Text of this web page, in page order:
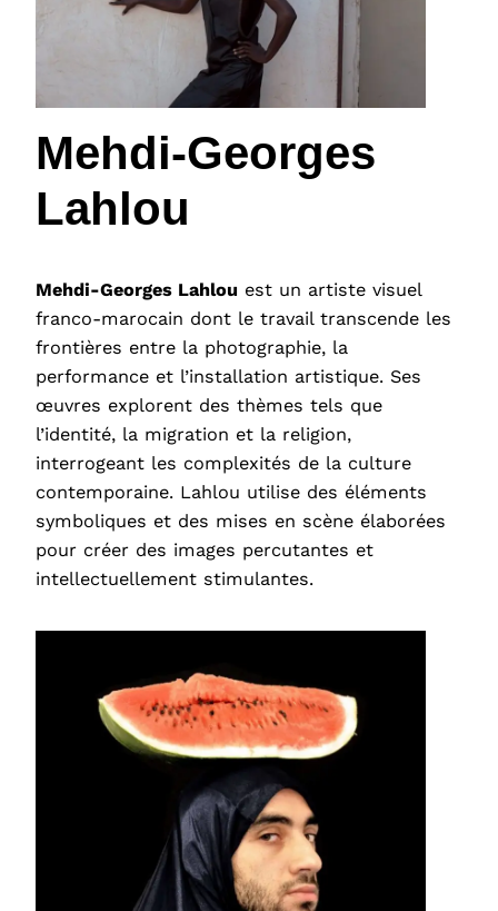
Mehdi-Georges
Lahlou
Mehdi-Georges Lahlou est un artiste visuel
franco-marocain dont le travail transcende les
frontières entre la photographie, la
performance et l’installation artistique. Ses
œuvres explorent des thèmes tels que
l’identité, la migration et la religion,
interrogeant les complexités de la culture
contemporaine. Lahlou utilise des éléments
symboliques et des mises en scène élaborées
pour créer des images percutantes et
intellectuellement stimulantes.